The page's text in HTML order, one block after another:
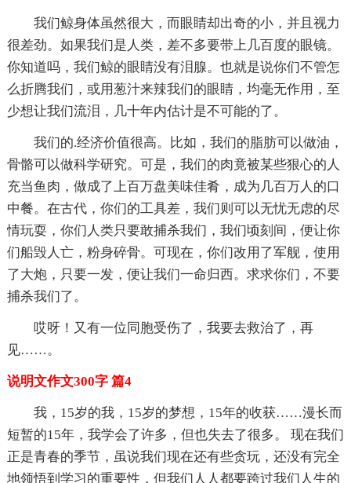
我们鲸身体虽然很大，而眼睛却出奇的小，并且视力
很差劲。如果我们是人类，差不多要带上几百度的眼镜。
你知道吗，我们鲸的眼睛没有泪腺。也就是说你们不管怎
么折腾我们，或用葱汁来辣我们的眼睛，均毫无作用，至
少想让我们流泪，几十年内估计是不可能的了。
我们的.经济价值很高。比如，我们的脂肪可以做油，
骨骼可以做科学研究。可是，我们的肉竟被某些狠心的人
充当鱼肉，做成了上百万盘美味佳肴，成为几百万人的口
中餐。在古代，你们的工具差，我们则可以无忧无虑的尽
情玩耍，你们人类只要敢捕杀我们，我们顷刻间，便让你
们船毁人亡，粉身碎骨。可现在，你们改用了军舰，使用
了大炮，只要一发，便让我们一命归西。求求你们，不要
捕杀我们了。
哎呀！又有一位同胞受伤了，我要去救治了，再
见……。
说明文作文300字 篇4
我，15岁的我，15岁的梦想，15年的收获……漫长而
短暂的15年，我学会了许多，但也失去了很多。 现在我们
正是青春的季节，虽说我们现在还有些贪玩，还没有完全
地领悟到学习的重要性，但我们人人都要跨过我们人生的